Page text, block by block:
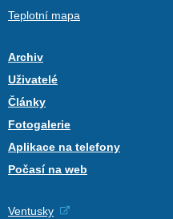
Teplotní mapa
Archiv
Uživatelé
Články
Fotogalerie
Aplikace na telefony
Počasí na web
Ventusky